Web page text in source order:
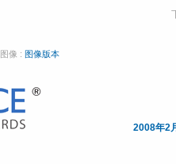
像 : 图像版本
2008年2